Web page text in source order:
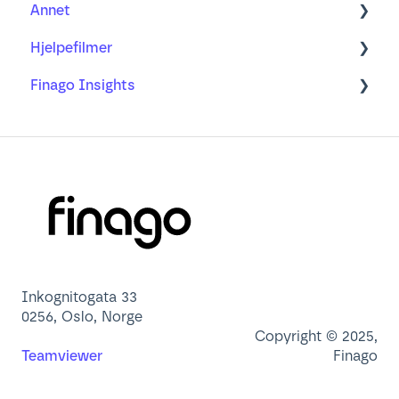
Avansert Rapportering
Rådata eksport
Årsoppgjør
Klimaregnskap med regnskapssystem
Ofte stilte spørsmål
Annet
Min profil
Brukeradministrasjon
Hjelpefilmer
Nettleser
Finago Insights
Inkognitogata 33
0256, Oslo, Norge
Teamviewer
Copyright © 2025,
Finago